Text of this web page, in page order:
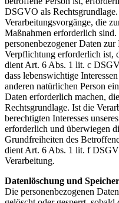
DSGVO als
Verarbeitungsvorgänge, die
Maßnahmen erforderlich
personenbezogener Daten
Verpflichtung erforderlich ist,
dient Art. 6 Abs. 1 lit. c
dass lebenswichtige
anderen natürlichen Person
Daten erforderlich machen,
Rechtsgrundlage. Ist die
berechtigten Interesses
erforderlich und überwiegen
Grundfreiheiten des
dient Art. 6 Abs. 1 lit. f
Verarbeitung.
Datenlöschung und
Die personenbezogenen